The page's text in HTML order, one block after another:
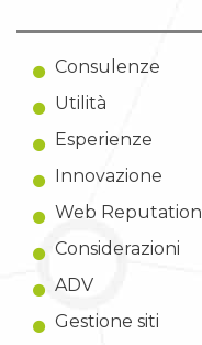
Consulenze
Utilità
Esperienze
Innovazione
Web Reputation
Considerazioni
ADV
Gestione siti